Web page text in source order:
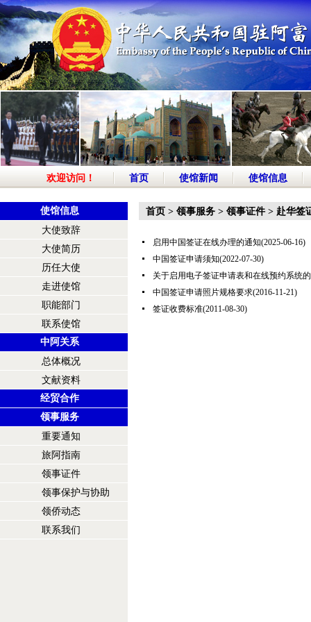
欢迎访问！ 首页 使馆新闻 使馆信息
使馆信息
大使致辞
大使简历
历任大使
走进使馆
职能部门
联系使馆
中阿关系
总体概况
文献资料
经贸合作
领事服务
重要通知
旅阿指南
领事证件
领事保护与协助
领侨动态
联系我们
首页 > 领事服务 > 领事证件 > 赴华签
启用中国签证在线办理的通知(2025-06-16)
中国签证申请须知(2022-07-30)
关于启用电子签证申请表和在线预约系统
中国签证申请照片规格要求(2016-11-21)
签证收费标准(2011-08-30)